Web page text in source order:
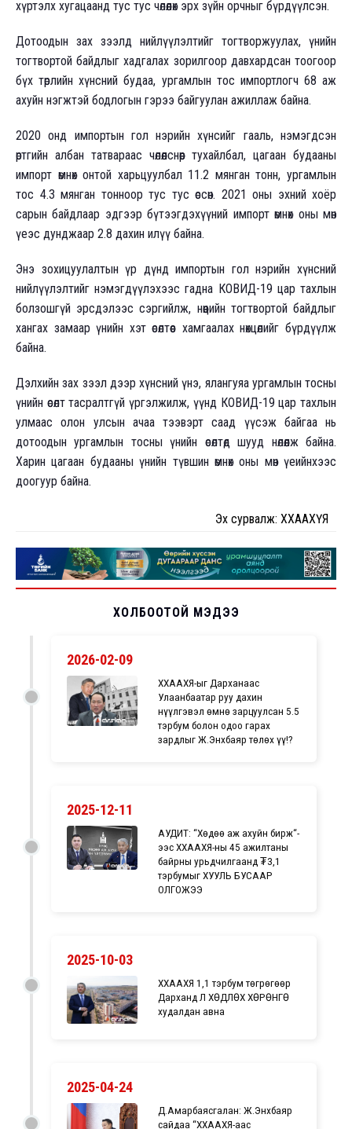
хүртэлх хугацаанд тус тус чөлөөлөх эрх зүйн орчныг бүрдүүлсэн.
Дотоодын зах зээлд нийлүүлэлтийг тогтворжуулах, үнийн
тогтвортой байдлыг хадгалах зорилгоор давхардсан тоогоор
бүх төрлийн хүнсний будаа, ургамлын тос импортлогч 68 аж
ахуйн нэгжтэй бодлогын гэрээ байгуулан ажиллаж байна.
2020 онд импортын гол нэрийн хүнсийг гааль, нэмэгдсэн
өртгийн албан татвараас чөлөөлснөөр тухайлбал, цагаан будааны
импорт өмнөх онтой харьцуулбал 11.2 мянган тонн, ургамлын
тос 4.3 мянган тонноор тус тус өссөн. 2021 оны эхний хоёр
сарын байдлаар эдгээр бүтээгдэхүүний импорт өмнөх оны мөн
үеэс дунджаар 2.8 дахин илүү байна.
Энэ зохицуулалтын үр дүнд импортын гол нэрийн хүнсний
нийлүүлэлтийг нэмэгдүүлэхээс гадна КОВИД-19 цар тахлын
болзошгүй эрсдэлээс сэргийлж, нөөцийн тогтвортой байдлыг
хангах замаар үнийн хэт өсөлтөөс хамгаалах нөхцөлийг бүрдүүлж
байна.
Дэлхийн зах зээл дээр хүнсний үнэ, ялангуяа ургамлын тосны
үнийн өсөлт тасралтгүй үргэлжилж, үүнд КОВИД-19 цар тахлын
улмаас олон улсын ачаа тээвэрт саад үүсэж байгаа нь
дотоодын ургамлын тосны үнийн өсөлтөд шууд нөлөөлж байна.
Харин цагаан будааны үнийн түвшин өмнөх оны мөн үеийнхээс
доогуур байна.
Эх сурвалж: ХХААХҮЯ
ХОЛБООТОЙ МЭДЭЭ
2026-02-09
ХХААХҮЯ-ыг Дарханаас
Улаанбаатар руу дахин
нүүлгэвэл өмнө зарцуулсан 5.5
тэрбум болон одоо гарах
зардлыг Ж.Энхбаяр төлөх үү!?
2025-12-11
АУДИТ: “Хөдөө аж ахуйн бирж“-
ээс ХХААХҮЯ-ны 45 ажилтаны
байрны урьдчилгаанд ₮3,1
тэрбумыг ХУУЛЬ БУСААР
ОЛГОЖЭЭ
2025-10-03
ХХААХҮЯ 1,1 тэрбум төгрөгөөр
Дарханд ҮЛ ХӨДЛӨХ ХӨРӨНГӨ
худалдан авна
2025-04-24
Д.Амарбаясгалан: Ж.Энхбаяр
сайдаа “ХХААХҮЯ-аас